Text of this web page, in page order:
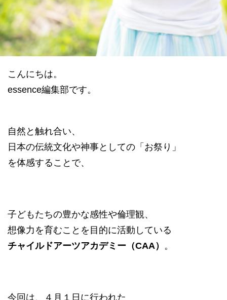
こんにちは。
essence編集部です。
自然と触れ合い、
日本の伝統文化や神事としての「お祭り」
を体感することで、
子どもたちの豊かな感性や倫理観、
想像力を育むことを目的に活動している
チャイルドアーツアカデミー（CAA） 。
今回は、４ 月１ 日に行われた